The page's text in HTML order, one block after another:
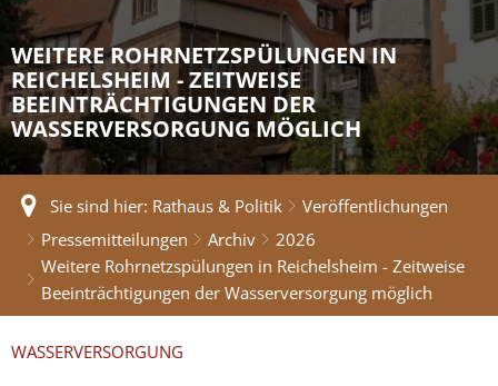
WEITERE ROHRNETZSPÜLUNGEN IN
REICHELSHEIM - ZEITWEISE
BEEINTRÄCHTIGUNGEN DER
WASSERVERSORGUNG MÖGLICH
Sie sind hier: Rathaus & Politik
Veröffentlichungen
Pressemitteilungen
Archiv
2026
Weitere Rohrnetzspülungen in Reichelsheim - Zeitweise
Beeinträchtigungen der Wasserversorgung möglich
WASSERVERSORGUNG